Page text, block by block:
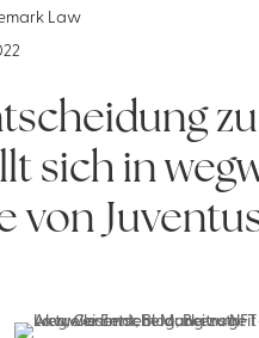
Law
sich in
von